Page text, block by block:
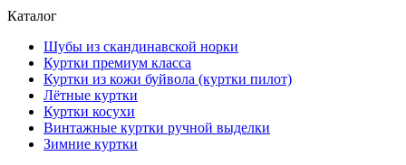
Каталог
Шубы из скандинавской норки
Куртки премиум класса
Куртки из кожи буйвола (куртки пилот)
Лётные куртки
Куртки косухи
Винтажные куртки ручной выделки
Зимние куртки